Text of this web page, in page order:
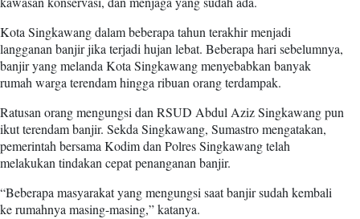
Kota Singkawang dalam beberapa tahun terakhir menjadi
langganan banjir jika terjadi hujan lebat. Beberapa hari sebelumnya,
banjir yang melanda Kota Singkawang menyebabkan banyak
rumah warga terendam hingga ribuan orang terdampak.
Ratusan orang mengungsi dan RSUD Abdul Aziz Singkawang pun
ikut terendam banjir. Sekda Singkawang, Sumastro mengatakan,
pemerintah bersama Kodim dan Polres Singkawang telah
melakukan tindakan cepat penanganan banjir.
“Beberapa masyarakat yang mengungsi saat banjir sudah kembali
ke rumahnya masing-masing,” katanya.